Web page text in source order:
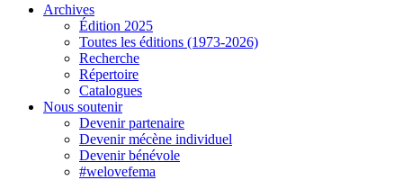
Archives
Édition 2025
Toutes les éditions (1973-2026)
Recherche
Répertoire
Catalogues
Nous soutenir
Devenir partenaire
Devenir mécène individuel
Devenir bénévole
#welovefema